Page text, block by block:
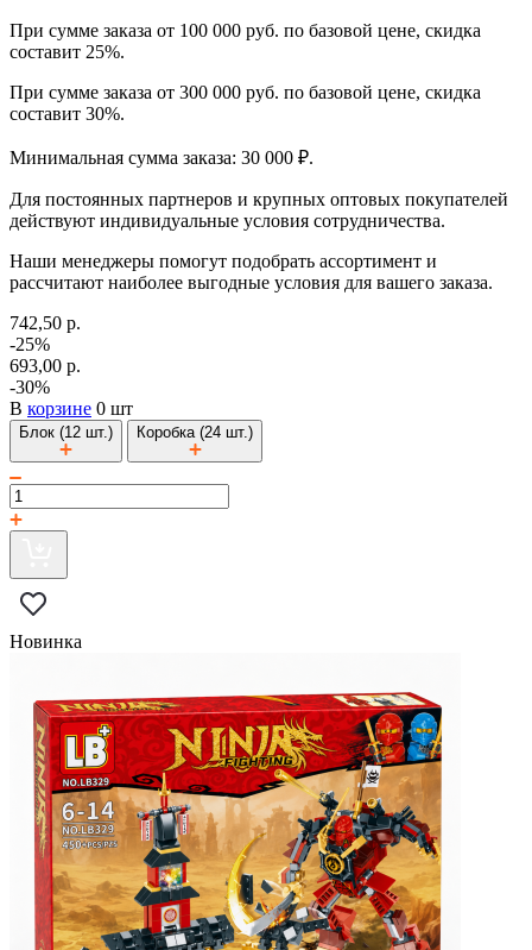
При сумме заказа от 100 000 руб. по базовой цене, скидка
составит 25%.
При сумме заказа от 300 000 руб. по базовой цене, скидка
составит 30%.
Минимальная сумма заказа: 30 000 ₽.
Для постоянных партнеров и крупных оптовых покупателей
действуют индивидуальные условия сотрудничества.
Наши менеджеры помогут подобрать ассортимент и
рассчитают наиболее выгодные условия для вашего заказа.
742,50 р.
-25%
693,00 р.
-30%
В корзине 0 шт
Блок (12 шт.) Коробка (24 шт.)
Новинка